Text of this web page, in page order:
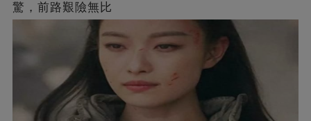
驚，前路艱險無比